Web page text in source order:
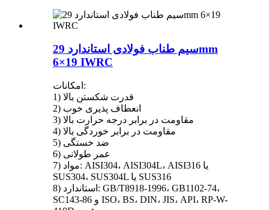
سیم طناب فولادی استاندارد 29mm
6×19 IWRC
امکانات:
1) قدرت شکستن بالا
2) انعطاف پذیری خوب
3) مقاومت در برابر درجه حرارت بالا
4) مقاومت در برابر خوردگی بالا
5) ضد خستگی
6) عمر طولانی
7) مواد: AISI304، AISI304L، AISI316 یا
SUS304، SUS304L یا SUS316
8) استاندارد: GB/T8918-1996، GB1102-74،
SC143-86 و ISO، BS، DIN، JIS، API، RP-W-